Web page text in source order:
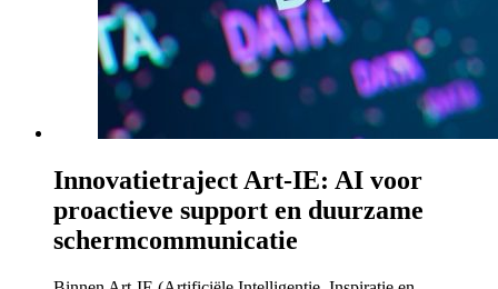
Innovatietraject Art-IE: AI voor
proactieve support en duurzame
schermcommunicatie